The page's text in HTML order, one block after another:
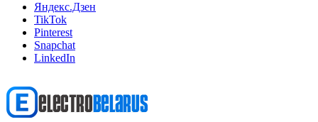
Яндекс.Дзен
TikTok
Pinterest
Snapchat
LinkedIn